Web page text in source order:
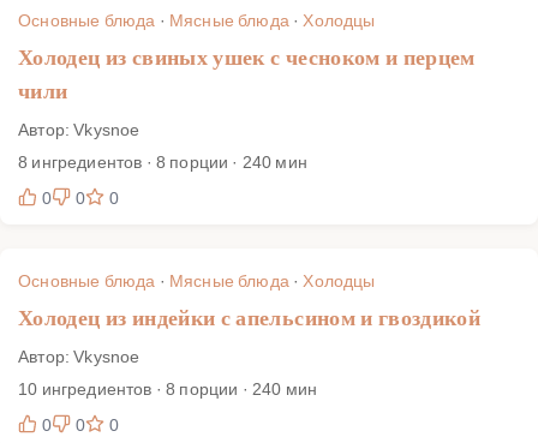
Основные блюда · Мясные блюда·Холодцы
Холодец из свиных ушек с чесноком и перцем
чили
Автор: Vkysnoe
8 ингредиентов · 8 порции · 240 мин
0
0 0
Основные блюда · Мясные блюда·Холодцы
Холодец из индейки с апельсином и гвоздикой
Автор: Vkysnoe
10 ингредиентов · 8 порции · 240 мин
0
0 0